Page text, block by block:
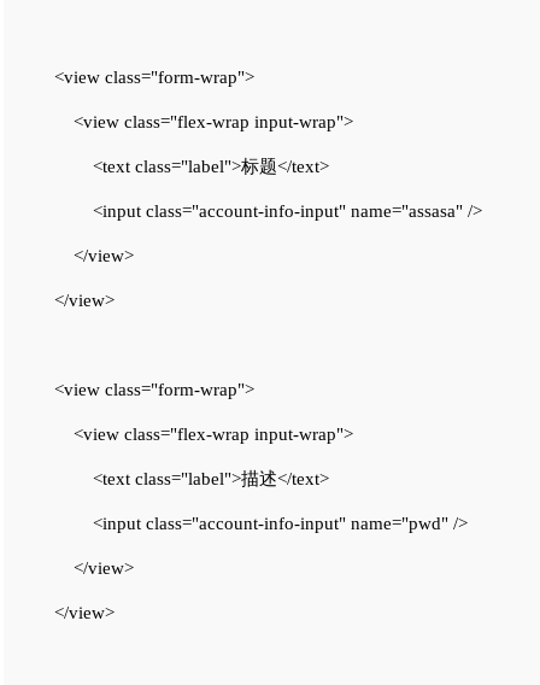
<view class="form-wrap">
<view class="flex-wrap input-wrap">
<text class="label">标题</text>
<input class="account-info-input" name="assasa" />
</view>
</view>
<view class="form-wrap">
<view class="flex-wrap input-wrap">
<text class="label">描述</text>
<input class="account-info-input" name="pwd" />
</view>
</view>